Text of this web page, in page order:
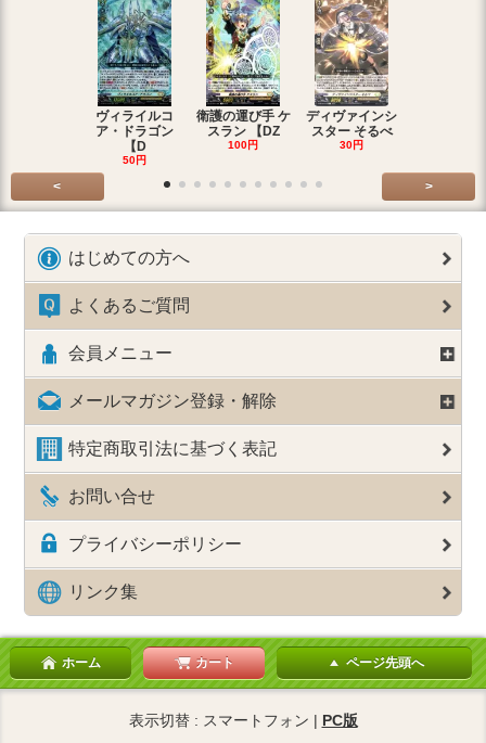
ヴィライルコ
ア・ドラゴン
【D
50円
衛護の運び手 ケ
スラン 【DZ
100円
ディヴァインシ
スター そるべ
30円
< >
はじめての方へ
よくあるご質問
会員メニュー
メールマガジン登録・解除
特定商取引法に基づく表記
お問い合せ
プライバシーポリシー
リンク集
ホーム カート ページ先頭へ
表示切替 : スマートフォン | PC版